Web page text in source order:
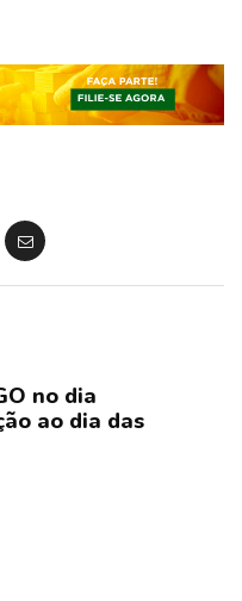
no dia
ao dia das